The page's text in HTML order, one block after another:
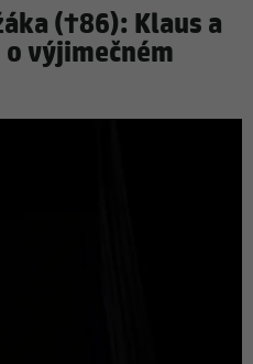
(†86): Klaus a
výjimečném